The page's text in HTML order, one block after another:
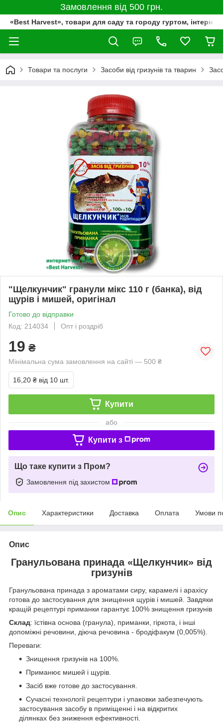
Замовлення від 500 грн.
«Best Harvest», товари для саду та городу гуртом,
Товари та послуги Засоби від гризунів та тварин
"Щелкунчик" гранули мікс 110 г (банка), від
щурів і мишей, оригінал
Готово до відправки
Код: 214034
Опт і роздріб
19 ₴
Мінімальна сума замовлення на сайті — 500 ₴
16,20 ₴ від 10 шт.
Купити
або
Купити з
Що таке купити з Пром?
Замовлення під захистом
Опис Характеристики Доставка Оплата Умови
Опис
Гранульована принада «Щелкунчик» від
гризунів
Гранульована принада з ароматами сиру, карамелі і арахісу
готова до застосування для знищення щурів і мишей. Завдяки
кращій рецептурі приманки гарантує 100% знищення гризунів
Склад: їстівна основа (гранула), приманки, гіркота, і інші
допоміжні речовини, діюча речовина - бродіфакум (0,005%).
Переваги:
Знищення гризунів на 100%.
Приманює мишей і щурів.
Засіб вже готове до застосування.
Сучасні технології рецептури і упаковки забезпечують
застосування засобу в приміщенні і на відкритих
ділянках без зниження ефективності.